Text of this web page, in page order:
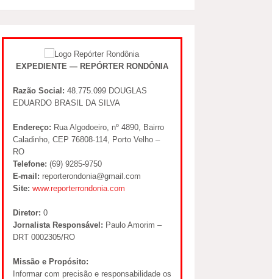
EXPEDIENTE — REPÓRTER RONDÔNIA
Razão Social: 48.775.099 DOUGLAS
EDUARDO BRASIL DA SILVA
Endereço: Rua Algodoeiro, nº 4890, Bairro
Caladinho, CEP 76808-114, Porto Velho –
RO
Telefone: (69) 9285-9750
E-mail: reporterondonia@gmail.com
Site: www.reporterrondonia.com
Diretor: 0
Jornalista Responsável: Paulo Amorim –
DRT 0002305/RO
Missão e Propósito:
Informar com precisão e responsabilidade os